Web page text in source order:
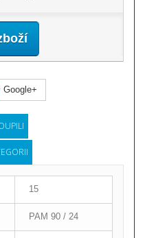
Google+
15
PAM 90 / 24